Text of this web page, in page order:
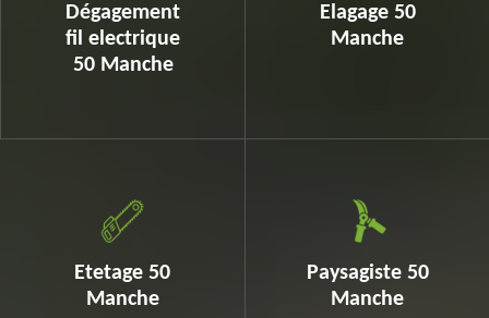
Dégagement
fil electrique
50 Manche
Elagage 50
Manche
Etetage 50
Manche
Paysagiste 50
Manche